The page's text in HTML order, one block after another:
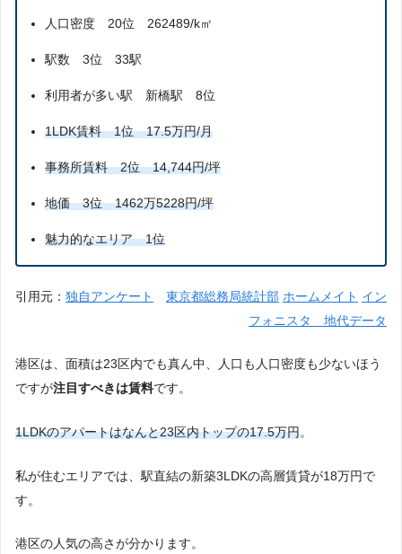
人口密度 20位 262489/k㎡
駅数 3位 33駅
利用者が多い駅 新橋駅 8位
1LDK賃料 1位 17.5万円/月
事務所賃料 2位 14,744円/坪
地価 3位 1462万5228円/坪
魅力的なエリア 1位
引用元： 独自アンケート 東京都総務局統計部 ホームメイト イン
フォニスタ 地代データ
港区は、面積は23区内でも真ん中、人口も人口密度も少ないほう
ですが注目すべきは賃料です。
1LDKのアパートはなんと23区内トップの17.5万円。
私が住むエリアでは、駅直結の新築3LDKの高層賃貸が18万円で
す。
港区の人気の高さが分かります。